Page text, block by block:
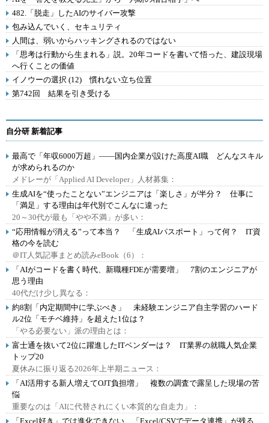
482.「脱走」したAIのサイバー攻撃
包み込んでいく、セキュリティ
人間は、弱いからハッキングされるのではない
「思考は行動から生まれる」説。20年コードを書いて悟った、建設現場
へ行くことの価値
イノウーの選択 (12) 慣れない立ち位置
第742回 結果を引き受ける
自分研 新着記事
最高で「年収6000万超」――国内企業が設けた高度AI職 どんなスキル
が求められるのか
メドレーが「Applied AI Developer」人材募集：
生成AIを“使ったことない”エンジニアは「楽しさ」が半分？ 仕事に
「満足」する理由は年代別でこんなに違った
20～30代が最も「やや不満」が多い：
“応用情報が消える”って本当？ 「生成AIパスポート」って何？ IT資
格の今を読む
＠IT人気記事まとめ読みeBook（6）：
「AIがコードを書く時代、新職種FDEが需要増」 7割のエンジニアが
思う理由
40代だけ少し異なる：
約8割「内定期間中に学ぶべき」 未経験エンジニア自主学習のハード
ル2位「モチベ維持」を超えた1位は？
「やる必要ない」派の理由とは：
富士通を抜いて2位に躍進したITベンダーは？ IT業界の就職人気企業
トップ20
夏休みに振り返る2026年上半期ニュース：
「AI活用する新人増えてOJT負担増」 複数の調査で露呈した現場の苦
悩
重要なのは「AIに代替されにくい本質的な自走力」：
「Excel好き」では進化できない、「Excel/CSVでデータ連携」が残る